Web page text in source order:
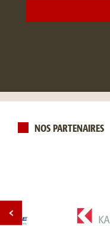
NOS PARTENAIRES